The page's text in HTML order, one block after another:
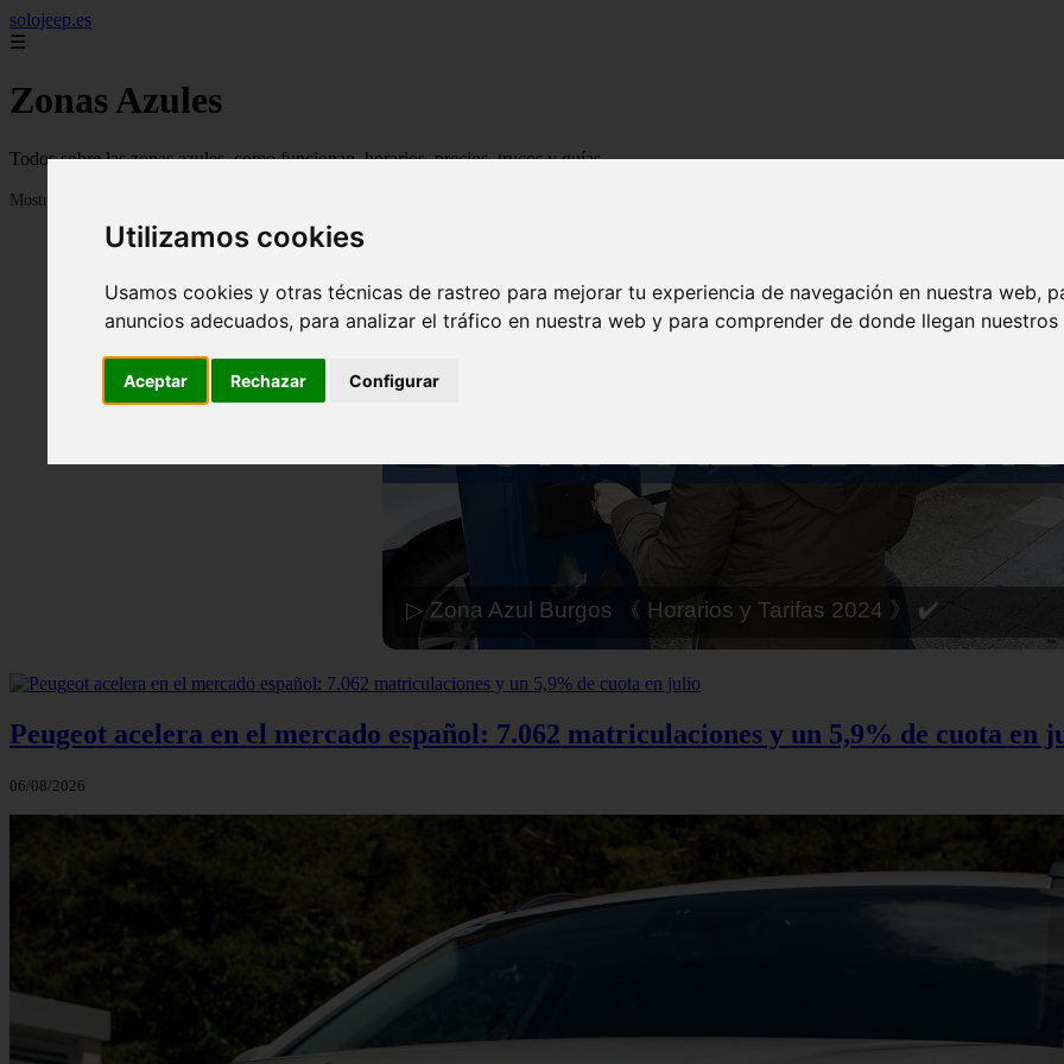
Utilizamos cookies
Usamos cookies y otras técnicas de rastreo para mejorar tu experiencia de navegación en nuestra web,
anuncios adecuados, para analizar el tráfico en nuestra web y para comprender de donde llegan
Aceptar Rechazar Configurar
solojeep.es
☰
Zonas Azules
Todos sobre las zonas azules, como funcionan, horarios, precios, trucos y guías
Mostrando 1 - 24 de 3335 artículos
▷ Zona Azul Córdoba 《 Horarios y Tarifas 2024 》 ✔️
Peugeot acelera en el mercado español: 7.062 matriculaciones y un 5,9% de cuota en
06/08/2026